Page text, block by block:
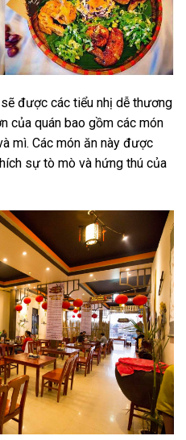
được các tiểu nhị dễ thương
của quán bao gồm các món
mì. Các món ăn này được
sự tò mò và hứng thú của